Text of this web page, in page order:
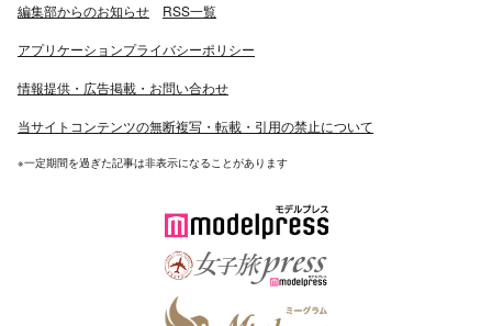
編集部からのお知らせ RSS一覧
アプリケーションプライバシーポリシー
情報提供・広告掲載・お問い合わせ
当サイトコンテンツの無断複写・転載・引用の禁止について
※一定期間を過ぎた記事は非表示になることがあります